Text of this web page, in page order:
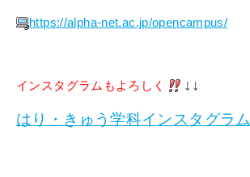
https://alpha-net.ac.jp/opencampus/
インスタグラムもよろしく ↓↓
はり・きゅう学科インスタグラム